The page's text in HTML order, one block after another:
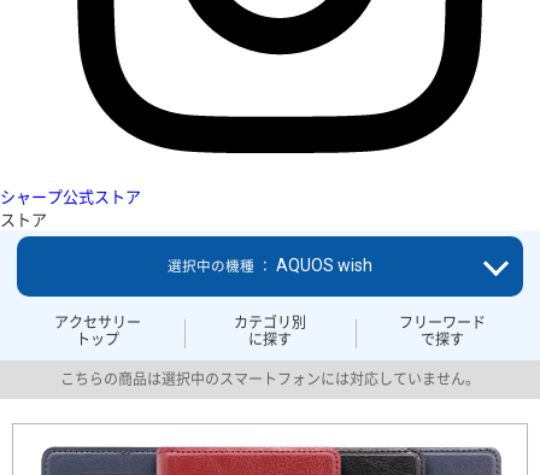
シャープ公式ストア
ストア
アクセサリー
トップ
カテゴリ別
に探す
フリーワード
で探す
選択中の機種 ： AQUOS wish
こちらの商品は選択中のスマートフォンには対応していません。